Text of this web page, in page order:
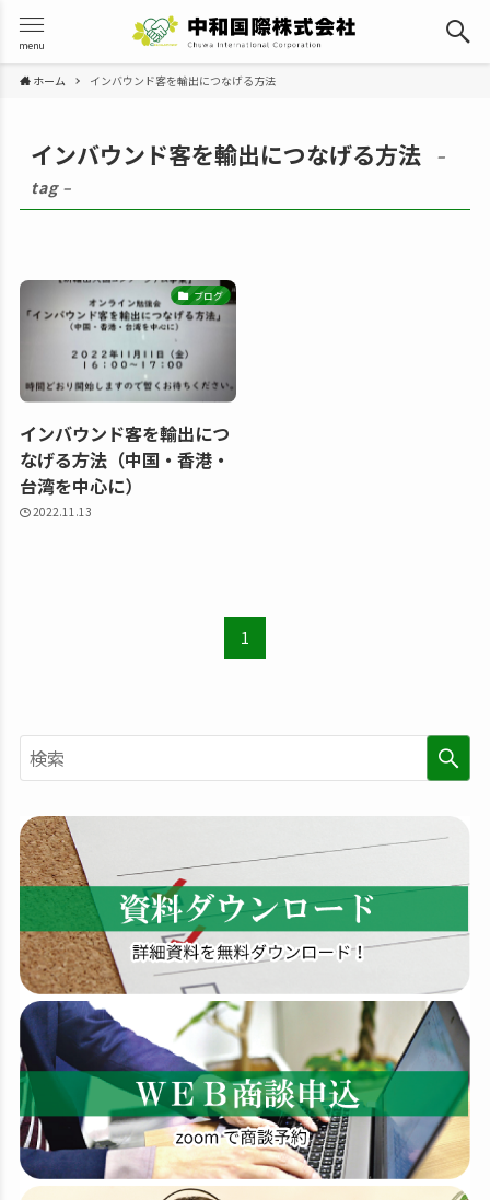
menu
ホーム インバウンド客を輸出につなげる方法
インバウンド客を輸出につなげる方法
–
tag –
ブログ
インバウンド客を輸出につ
なげる方法（中国・香港・
台湾を中心に）
2022.11.13
1
索
す